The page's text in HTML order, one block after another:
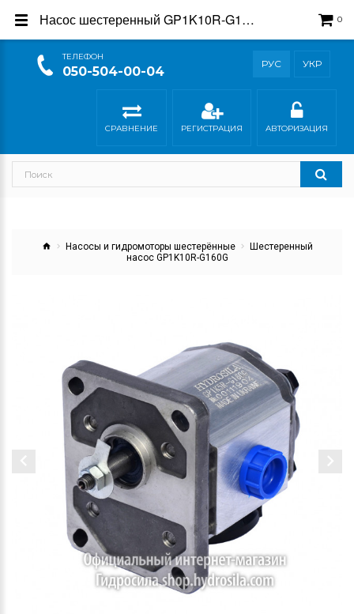
ТEЛЕФОН
050-504-00-04
РУС УКР
0
СРАВНЕНИЕ РЕГИСТРАЦИЯ АВТОРИЗАЦИЯ
Насосы и гидромоторы шестерённые
Шестеренный
насос GP1K10R-G160G
Насос шестеренный GP1K10R-G160G - купить в интернет-магазине Гидросила